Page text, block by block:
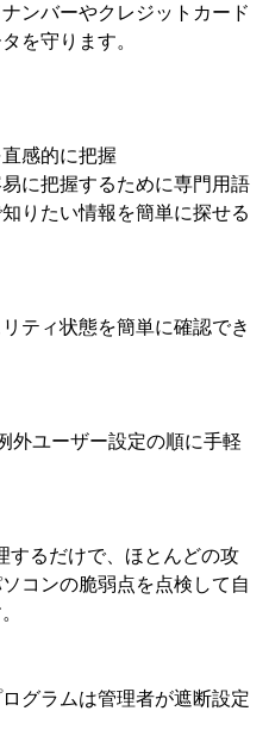
ンバーやクレジットカード
を守ります。
感的に把握
に把握するために専門用語
りたい情報を簡単に探せる
ティ状態を簡単に確認でき
外ユーザー設定の順に手軽
するだけで、ほとんどの攻
コンの脆弱点を点検して自
グラムは管理者が遮断設定